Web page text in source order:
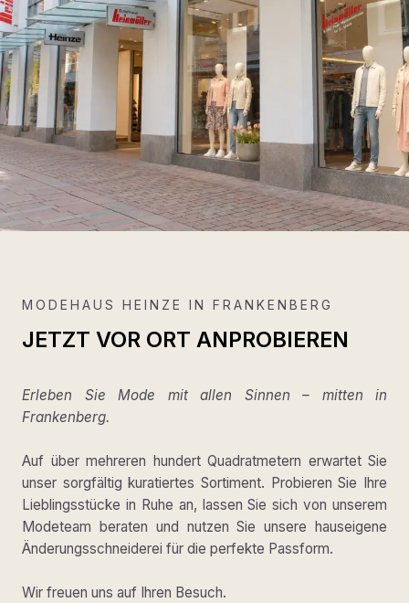
MODEHAUS HEINZE IN FRANKENBERG
JETZT VOR ORT ANPROBIEREN
Erleben Sie Mode mit allen Sinnen – mitten in
Frankenberg.
Auf über mehreren hundert Quadratmetern erwartet Sie
unser sorgfältig kuratiertes Sortiment. Probieren Sie Ihre
Lieblingsstücke in Ruhe an, lassen Sie sich von unserem
Modeteam beraten und nutzen Sie unsere hauseigene
Änderungsschneiderei für die perfekte Passform.
Wir freuen uns auf Ihren Besuch.